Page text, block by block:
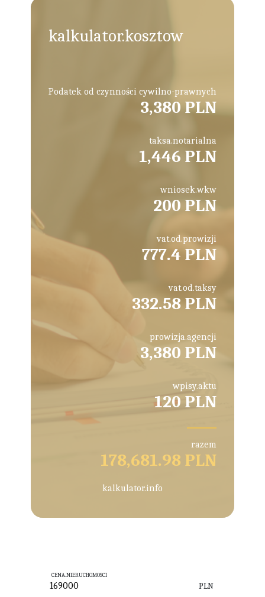
kalkulator.kosztow
Podatek od czynności cywilno-prawnych
3,380 PLN
taksa.notarialna
1,446 PLN
wniosek.wkw
200 PLN
vat.od.prowizji
777.4 PLN
vat.od.taksy
332.58 PLN
prowizja.agencji
3,380 PLN
wpisy.aktu
120 PLN
razem
178,681.98 PLN
kalkulator.info
CENA.NIERUCHOMOSCI
PLN